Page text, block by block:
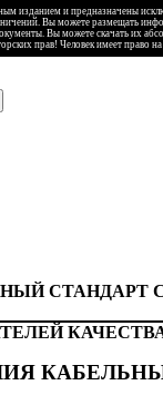
изданием и предназначены
Вы можете размещать
Вы можете скачать их
прав! Человек имеет право
СТАНДАРТ